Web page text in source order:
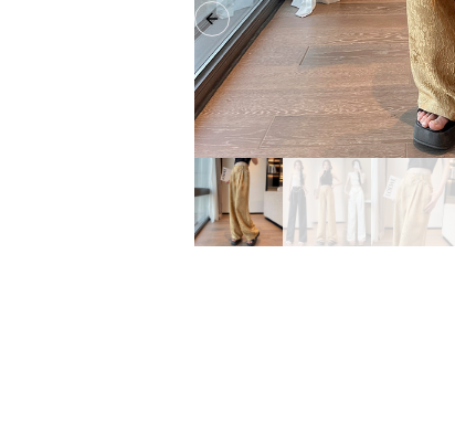
Previous slide